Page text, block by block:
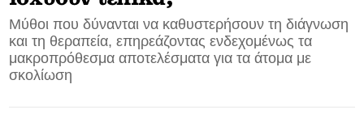
CONTACT
ADVERTISE
Μύθοι που δύνανται να καθυστερήσουν τη διάγνωση
και τη θεραπεία, επηρεάζοντας ενδεχομένως τα
μακροπρόθεσμα αποτελέσματα για τα άτομα με
σκολίωση